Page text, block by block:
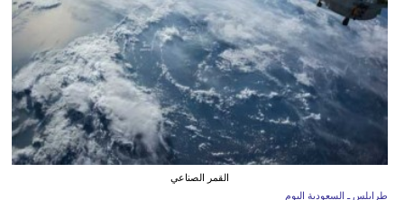
القمر الصناعي
طرابلس ـ السعودية اليوم